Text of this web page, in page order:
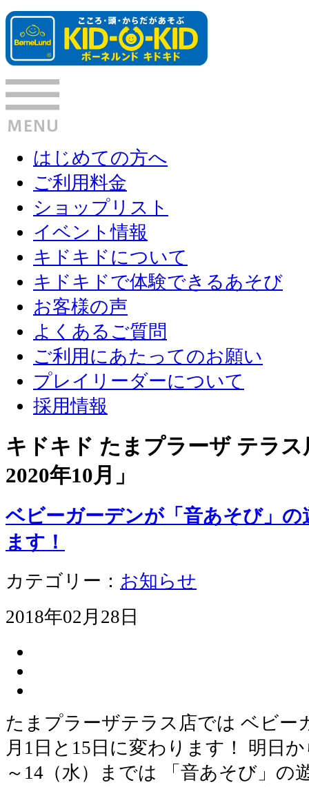
はじめての方へ
ご利用料金
ショップリスト
イベント情報
キドキドについて
キドキドで体験できるあそび
お客様の声
よくあるご質問
ご利用にあたってのお願い
プレイリーダーについて
採用情報
キドキド たまプラーザ テラ
2020年10月 」
ベビーガーデンが「音あそび」
ます！
カテゴリー： お知らせ
2018年02月28日
たまプラーザテラス店では ベビー
月1日と15日に変わります！ 明日
～14（水）までは 「音あそび」の